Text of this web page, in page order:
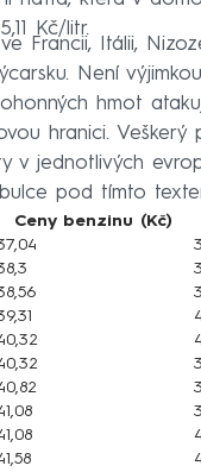
Kč/litr.
Francii, Itálii,
Není
hmot
hranici. Veškerý
v jednotlivých
pod tímto
Ceny benzinu (Kč)